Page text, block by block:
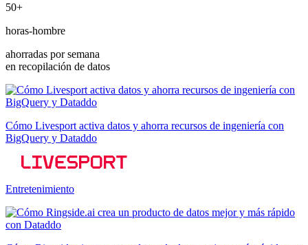
50+
horas-hombre
ahorradas por semana
en recopilación de datos
Cómo Livesport activa datos y ahorra recursos de ingeniería con
BigQuery y Dataddo
Entretenimiento